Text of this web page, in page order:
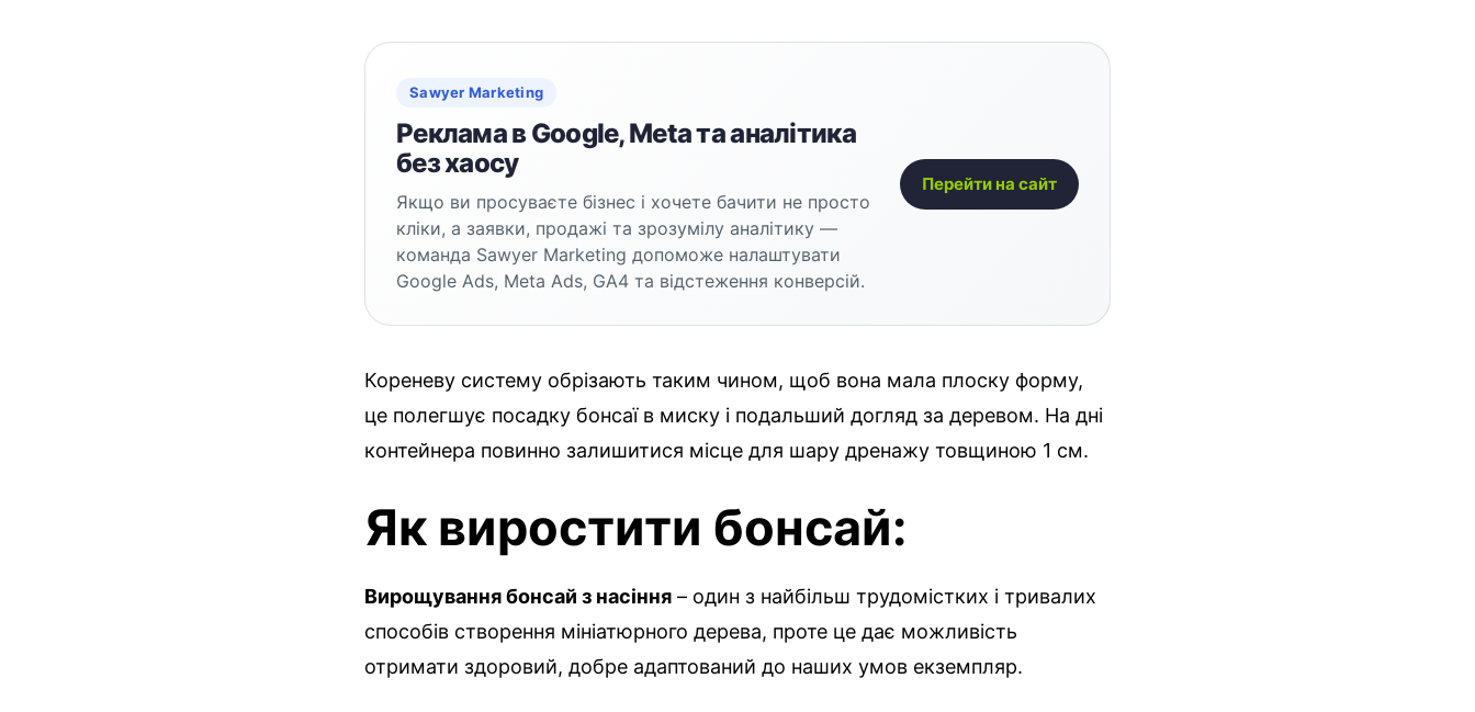
Sawyer Marketing
Реклама в Google, Meta та аналітика
без хаосу
Якщо ви просуваєте бізнес і хочете бачити не просто
кліки, а заявки, продажі та зрозумілу аналітику —
команда Sawyer Marketing допоможе налаштувати
Google Ads, Meta Ads, GA4 та відстеження конверсій.
Перейти на сайт
Кореневу систему обрізають таким чином, щоб вона мала плоску форму,
це полегшує посадку бонсаї в миску і подальший догляд за деревом. На дні
контейнера повинно залишитися місце для шару дренажу товщиною 1 см.
Як виростити бонсай:
Вирощування бонсай з насіння – один з найбільш трудомістких і тривалих
способів створення мініатюрного дерева, проте це дає можливість
отримати здоровий, добре адаптований до наших умов екземпляр.